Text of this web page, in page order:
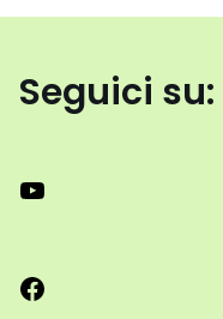
Seguici su: